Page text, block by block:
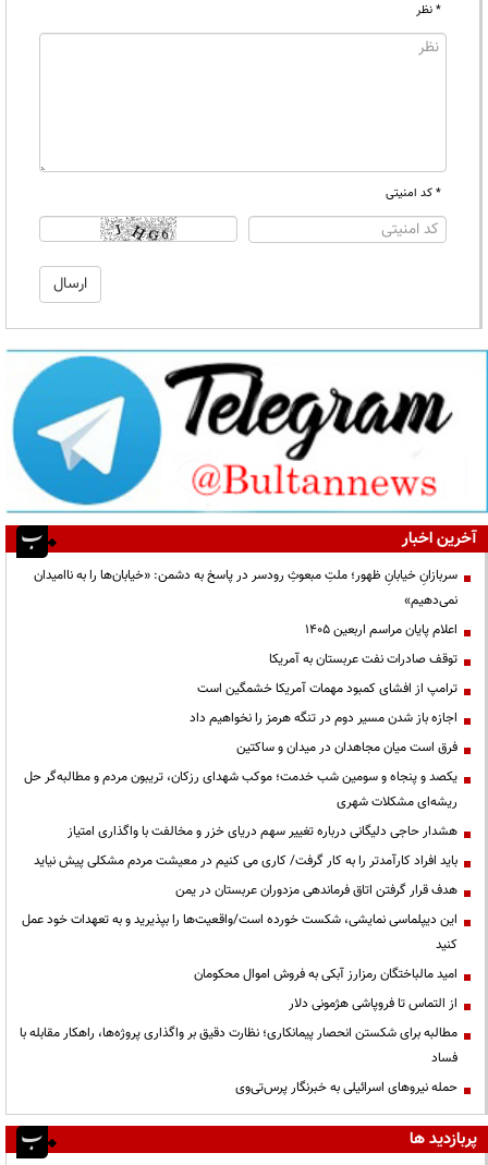
* نظر
* کد امنیتی
آخرین اخبار
سربازانِ خیابانِ ظهور؛ ملتِ مبعوثِ رودسر در پاسخ به دشمن: «خیابان‌ها را به ناامیدان
نمی‌دهیم»
اعلام پایان مراسم اربعین ۱۴۰۵
توقف صادرات نفت عربستان به آمریکا
ترامپ از افشای کمبود مهمات آمریکا خشمگین است
اجازه باز شدن مسیر دوم در تنگه هرمز را نخواهیم داد
فرق است میان مجاهدان در میدان و ساکتین
یکصد و پنجاه و سومین شب خدمت؛ موکب شهدای رزکان، تریبون مردم و مطالبه‌گر حل
ریشه‌ای مشکلات شهری
هشدار حاجی دلیگانی درباره تغییر سهم دریای خزر و مخالفت با واگذاری امتیاز
باید افراد کارآمدتر را به کار گرفت/ کاری می کنیم در معیشت مردم مشکلی پیش نیاید
هدف قرار گرفتن اتاق‌ فرماندهی مزدوران عربستان در یمن
این دیپلماسی نمایشی، شکست خورده است/واقعیت‌ها را بپذیرید و به تعهدات خود عمل
کنید
امید مالباختگان رمزارز آبکی به فروش اموال محکومان
از التماس تا فروپاشی هژمونی دلار
مطالبه برای شکستن انحصار پیمانکاری؛ نظارت دقیق بر واگذاری پروژه‌ها، راهکار مقابله با
فساد
حمله نیروهای اسرائیلی به خبرنگار پرس‌تی‌وی
پربازدید ها